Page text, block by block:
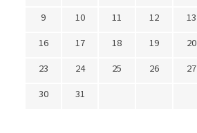
9
10 11 12 13
16
17 18 19 20
23
24 25 26 27
30
31